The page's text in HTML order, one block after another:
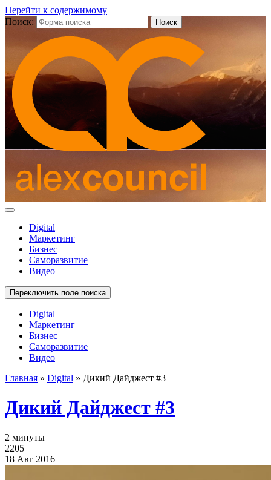
Перейти к содержимому
Поиск:
Digital
Маркетинг
Бизнес
Саморазвитие
Видео
Переключить поле поиска
Digital
Маркетинг
Бизнес
Саморазвитие
Видео
Главная » Digital » Дикий Дайджест #3
Дикий Дайджест #3
2 минуты
2205
18 Авг 2016